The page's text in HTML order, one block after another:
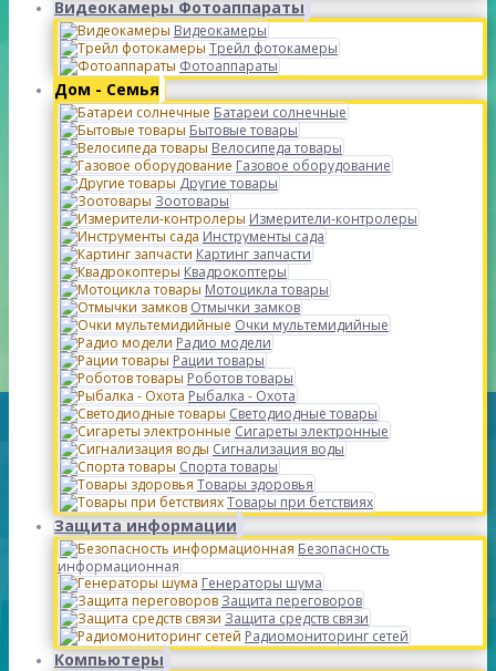
Видеокамеры Фотоаппараты
Видеокамеры
Трейл фотокамеры
Фотоаппараты
Дом - Семья
Батареи солнечные
Бытовые товары
Велосипеда товары
Газовое оборудование
Другие товары
Зоотовары
Измерители-контролеры
Инструменты сада
Картинг запчасти
Квадрокоптеры
Мотоцикла товары
Отмычки замков
Очки мультемидийные
Радио модели
Рации товары
Роботов товары
Рыбалка - Охота
Светодиодные товары
Сигареты электронные
Сигнализация воды
Спорта товары
Товары здоровья
Товары при бетствиях
Защита информации
Безопасность
информационная
Генераторы шума
Защита переговоров
Защита средств связи
Радиомониторинг сетей
Компьютеры